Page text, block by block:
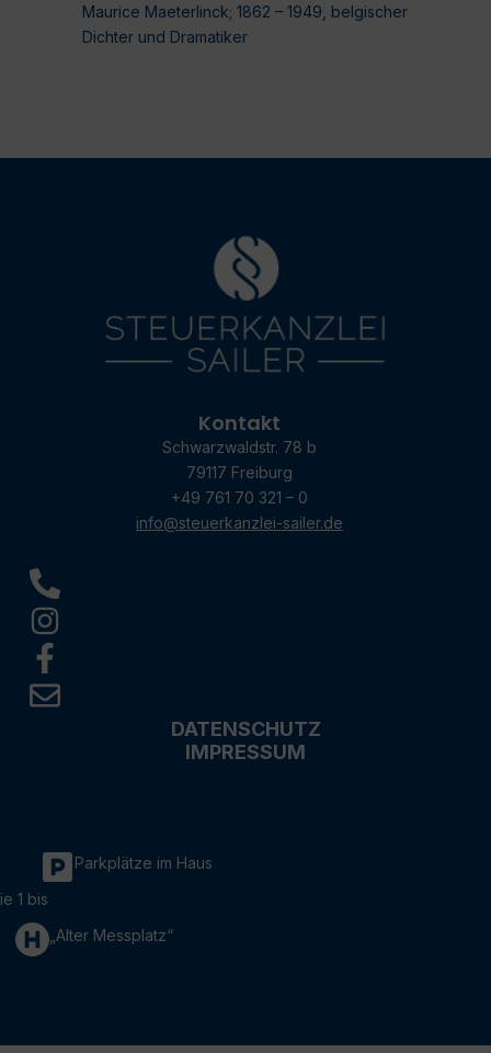
Maurice Maeterlinck; 1862 – 1949, belgischer
Dichter und Dramatiker
Kontakt
Schwarzwaldstr. 78 b
79117 Freiburg
+49 761 70 321 – 0
info@steuerkanzlei-sailer.de
DATENSCHUTZ
IMPRESSUM
Parkplätze im Haus
1 bis
„Alter Messplatz“